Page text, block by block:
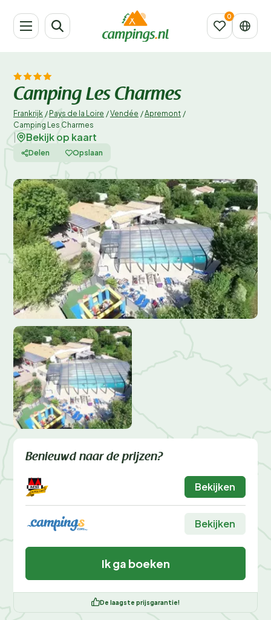
Camping Les Charmes
Frankrijk / Pays de la Loire /Vendée /Apremont /
Camping Les Charmes
Bekijk op kaart
Delen Opslaan
Benieuwd naar de prijzen?
Bekijken
Bekijken
Ik ga boeken
De laagste prijsgarantie!